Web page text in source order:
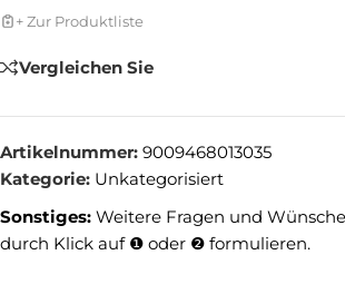
+ Zur Produktliste
Vergleichen Sie
Artikelnummer: 9009468013035
Kategorie: Unkategorisiert
Sonstiges: Weitere Fragen und
durch Klick auf ❶ oder ❷ formulieren.